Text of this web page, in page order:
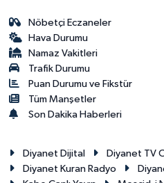
Nöbetçi Eczaneler
Hava Durumu
Namaz Vakitleri
Trafik Durumu
Puan Durumu ve Fikstür
Tüm Manşetler
Son Dakika Haberleri
Diyanet Dijital Diyanet TV
Diyanet Kuran Radyo